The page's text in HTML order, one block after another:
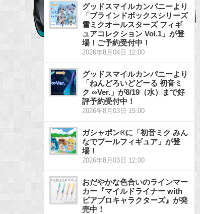
グッドスマイルカンパニーより
「ブラインドボックスシリーズ
雪ミクオールスターズ フィギ
ュアコレクション Vol.1」が登
場！ご予約受付中！
2026年8月04日 12:00
グッドスマイルカンパニーより
「ねんどろいどどーる 初音ミ
ク ∞Ver.」が8/19（水）まで好
評予約受付中！
2026年8月03日 15:00
ガシャポン®に「初音ミク みん
なでプールフィギュア」が登
場！
2026年8月03日 12:00
おだやかな色合いのラインマー
カー『マイルドライナー with
ピアプロキャラクターズ』が発
売中！